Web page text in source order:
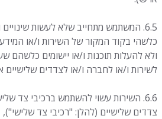
6.5. המשתמש מתחייב שלא לעשות
כלשהי בקוד המקור של השירות ו/או
ולא להעלות תוכנות ו/או יישומים כלשהם
לשירות ו/או לחברה ו/או לצדדים
6.6. השירות עשוי להשתמש ברכיבי צד
צדדים שלישיים (להלן: "רכיבי צד